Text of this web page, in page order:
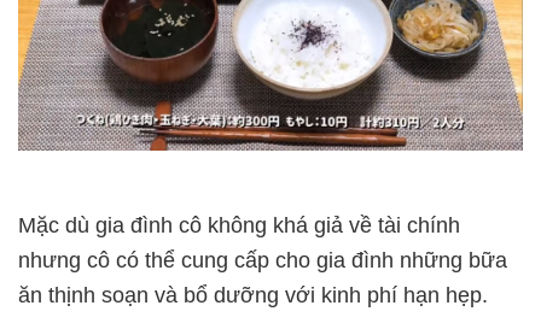
Mặc dù gia đình cô không khá giả về tài chính
nhưng cô có thể cung cấp cho gia đình những bữa
ăn thịnh soạn và bổ dưỡng với kinh phí hạn hẹp.